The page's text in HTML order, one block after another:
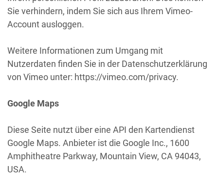
Sie verhindern, indem Sie sich aus Ihrem Vimeo-
Account ausloggen.
Weitere Informationen zum Umgang mit
Nutzerdaten finden Sie in der Datenschutzerklärung
von Vimeo unter: https://vimeo.com/privacy.
Google Maps
Diese Seite nutzt über eine API den Kartendienst
Google Maps. Anbieter ist die Google Inc., 1600
Amphitheatre Parkway, Mountain View, CA 94043,
USA.